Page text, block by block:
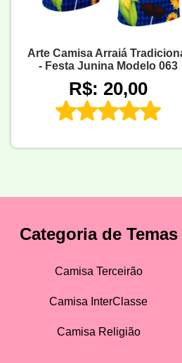
Arte Camisa Arraiá
- Festa Junina Modelo 063
R$: 20,00
Categoria de Temas
Camisa Terceirão
Camisa InterClasse
Camisa Religião